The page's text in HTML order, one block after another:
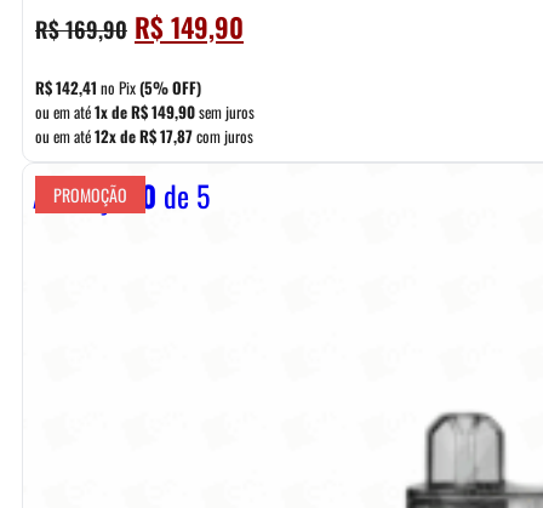
R$169,90 O
preço
original
era:
R$ 169,90.
R$149,90
preço
é:
R$ 149,90.
R$142,41 no Pix(5% OFF)
ou em até1x deR$149,90sem juros
ou em até12x deR$17,87com juros
Avaliação 0 de 5
PROMOÇÃO